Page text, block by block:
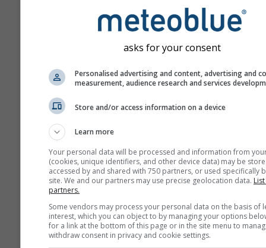
op de exacte locatie
hebt geselecteerd.
de hoogte van de
Het diagram \"15-
Voor één maand zijn
gemiddelde
meer dan 6
maandelijkse
koop aan. Neem
met ons op voor
informatie
asks for your consent
Personalised advertising and content, advertising and
measurement, audience research and services
Store and/or access information on a device
Learn more
Your personal data will be processed and information from
(cookies, unique identifiers, and other device data) may be
accessed by and shared with 750 partners, or used specifically
site. We and our partners may use precise geolocation data.
partners.
Some vendors may process your personal data on the basis of
interest, which you can object to by managing your options
for a link at the bottom of this page or in the site menu to
withdraw consent in privacy and cookie settings.